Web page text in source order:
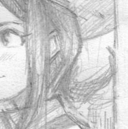
na libera.chat
Matrix
główna
Prace
fanów